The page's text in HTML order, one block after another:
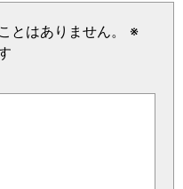
とはありません。
※